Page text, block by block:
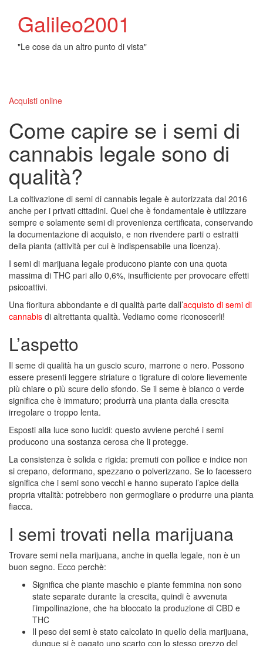
Galileo2001
"Le cose da un altro punto di vista"
Acquisti online
Come capire se i semi di
cannabis legale sono di
qualità?
La coltivazione di semi di cannabis legale è autorizzata dal 2016
anche per i privati cittadini. Quel che è fondamentale è utilizzare
sempre e solamente semi di provenienza certificata, conservando
la documentazione di acquisto, e non rivendere parti o estratti
della pianta (attività per cui è indispensabile una licenza).
I semi di marijuana legale producono piante con una quota
massima di THC pari allo 0,6%, insufficiente per provocare effetti
psicoattivi.
Una fioritura abbondante e di qualità parte dall’acquisto di semi di
cannabis di altrettanta qualità. Vediamo come riconoscerli!
L’aspetto
Il seme di qualità ha un guscio scuro, marrone o nero. Possono
essere presenti leggere striature o tigrature di colore lievemente
più chiare o più scure dello sfondo. Se il seme è bianco o verde
significa che è immaturo; produrrà una pianta dalla crescita
irregolare o troppo lenta.
Esposti alla luce sono lucidi: questo avviene perché i semi
producono una sostanza cerosa che li protegge.
La consistenza è solida e rigida: premuti con pollice e indice non
si crepano, deformano, spezzano o polverizzano. Se lo facessero
significa che i semi sono vecchi e hanno superato l’apice della
propria vitalità: potrebbero non germogliare o produrre una pianta
fiacca.
I semi trovati nella marijuana
Trovare semi nella marijuana, anche in quella legale, non è un
buon segno. Ecco perchè:
Significa che piante maschio e piante femmina non sono
state separate durante la crescita, quindi è avvenuta
l’impollinazione, che ha bloccato la produzione di CBD e
THC
Il peso dei semi è stato calcolato in quello della marijuana,
dunque si è pagato uno scarto con lo stesso prezzo del